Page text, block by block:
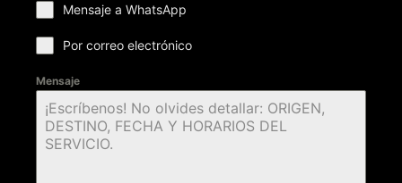
Mensaje a WhatsApp
Por correo electrónico
Mensaje